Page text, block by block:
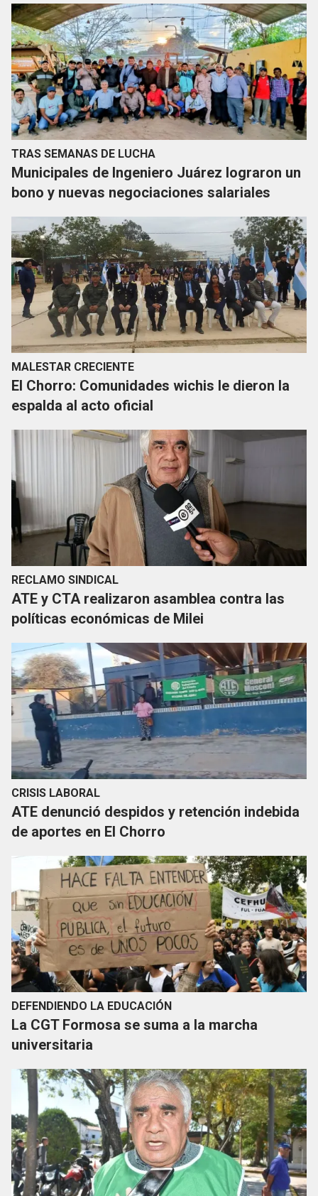
TRAS SEMANAS DE LUCHA
Municipales de Ingeniero Juárez lograron un
bono y nuevas negociaciones salariales
MALESTAR CRECIENTE
El Chorro: Comunidades wichis le dieron la
espalda al acto oficial
RECLAMO SINDICAL
ATE y CTA realizaron asamblea contra las
políticas económicas de Milei
CRISIS LABORAL
ATE denunció despidos y retención indebida
de aportes en El Chorro
DEFENDIENDO LA EDUCACIÓN
La CGT Formosa se suma a la marcha
universitaria